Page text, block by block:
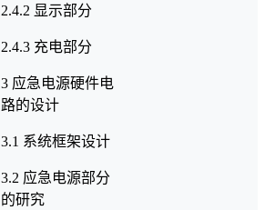
2.4.2 显示部分
2.4.3 充电部分
3 应急电源硬件电
路的设计
3.1 系统框架设计
3.2 应急电源部分
的研究